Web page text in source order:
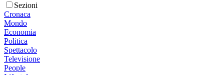
Sezioni
Cronaca
Mondo
Economia
Politica
Spettacolo
Televisione
People